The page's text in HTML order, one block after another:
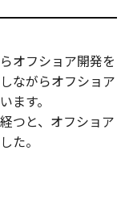
オフショア開発を
ながらオフショア
ます。
つと、オフショア
た。